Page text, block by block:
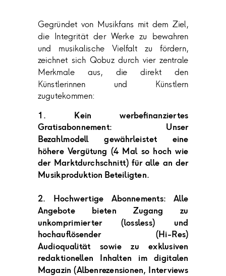
Gegründet von Musikfans mit dem Ziel,
die Integrität der Werke zu bewahren
und musikalische Vielfalt zu fördern,
zeichnet sich Qobuz durch vier zentrale
Merkmale aus, die direkt den
Künstlerinnen und Künstlern
zugutekommen:
1. Kein werbefinanziertes
Gratisabonnement: Unser
Bezahlmodellgewährleistet eine
höhere Vergütung (4 Mal so hoch wie
der Marktdurchschnitt) für alle an der
Musikproduktion Beteiligten.
2. Hochwertige Abonnements: Alle
Angebote bieten Zugang zu
unkomprimierter (lossless) und
hochauflösender (Hi-Res)
Audioqualität sowie zu exklusiven
redaktionellen Inhalten im digitalen
Magazin (Albenrezensionen, Interviews